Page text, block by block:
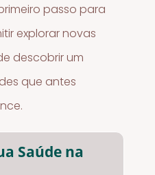
passo para
explorar novas
descobrir um
que antes
Saúde na